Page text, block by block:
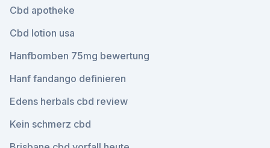
Cbd apotheke
Cbd lotion usa
Hanfbomben 75mg bewertung
Hanf fandango definieren
Edens herbals cbd review
Kein schmerz cbd